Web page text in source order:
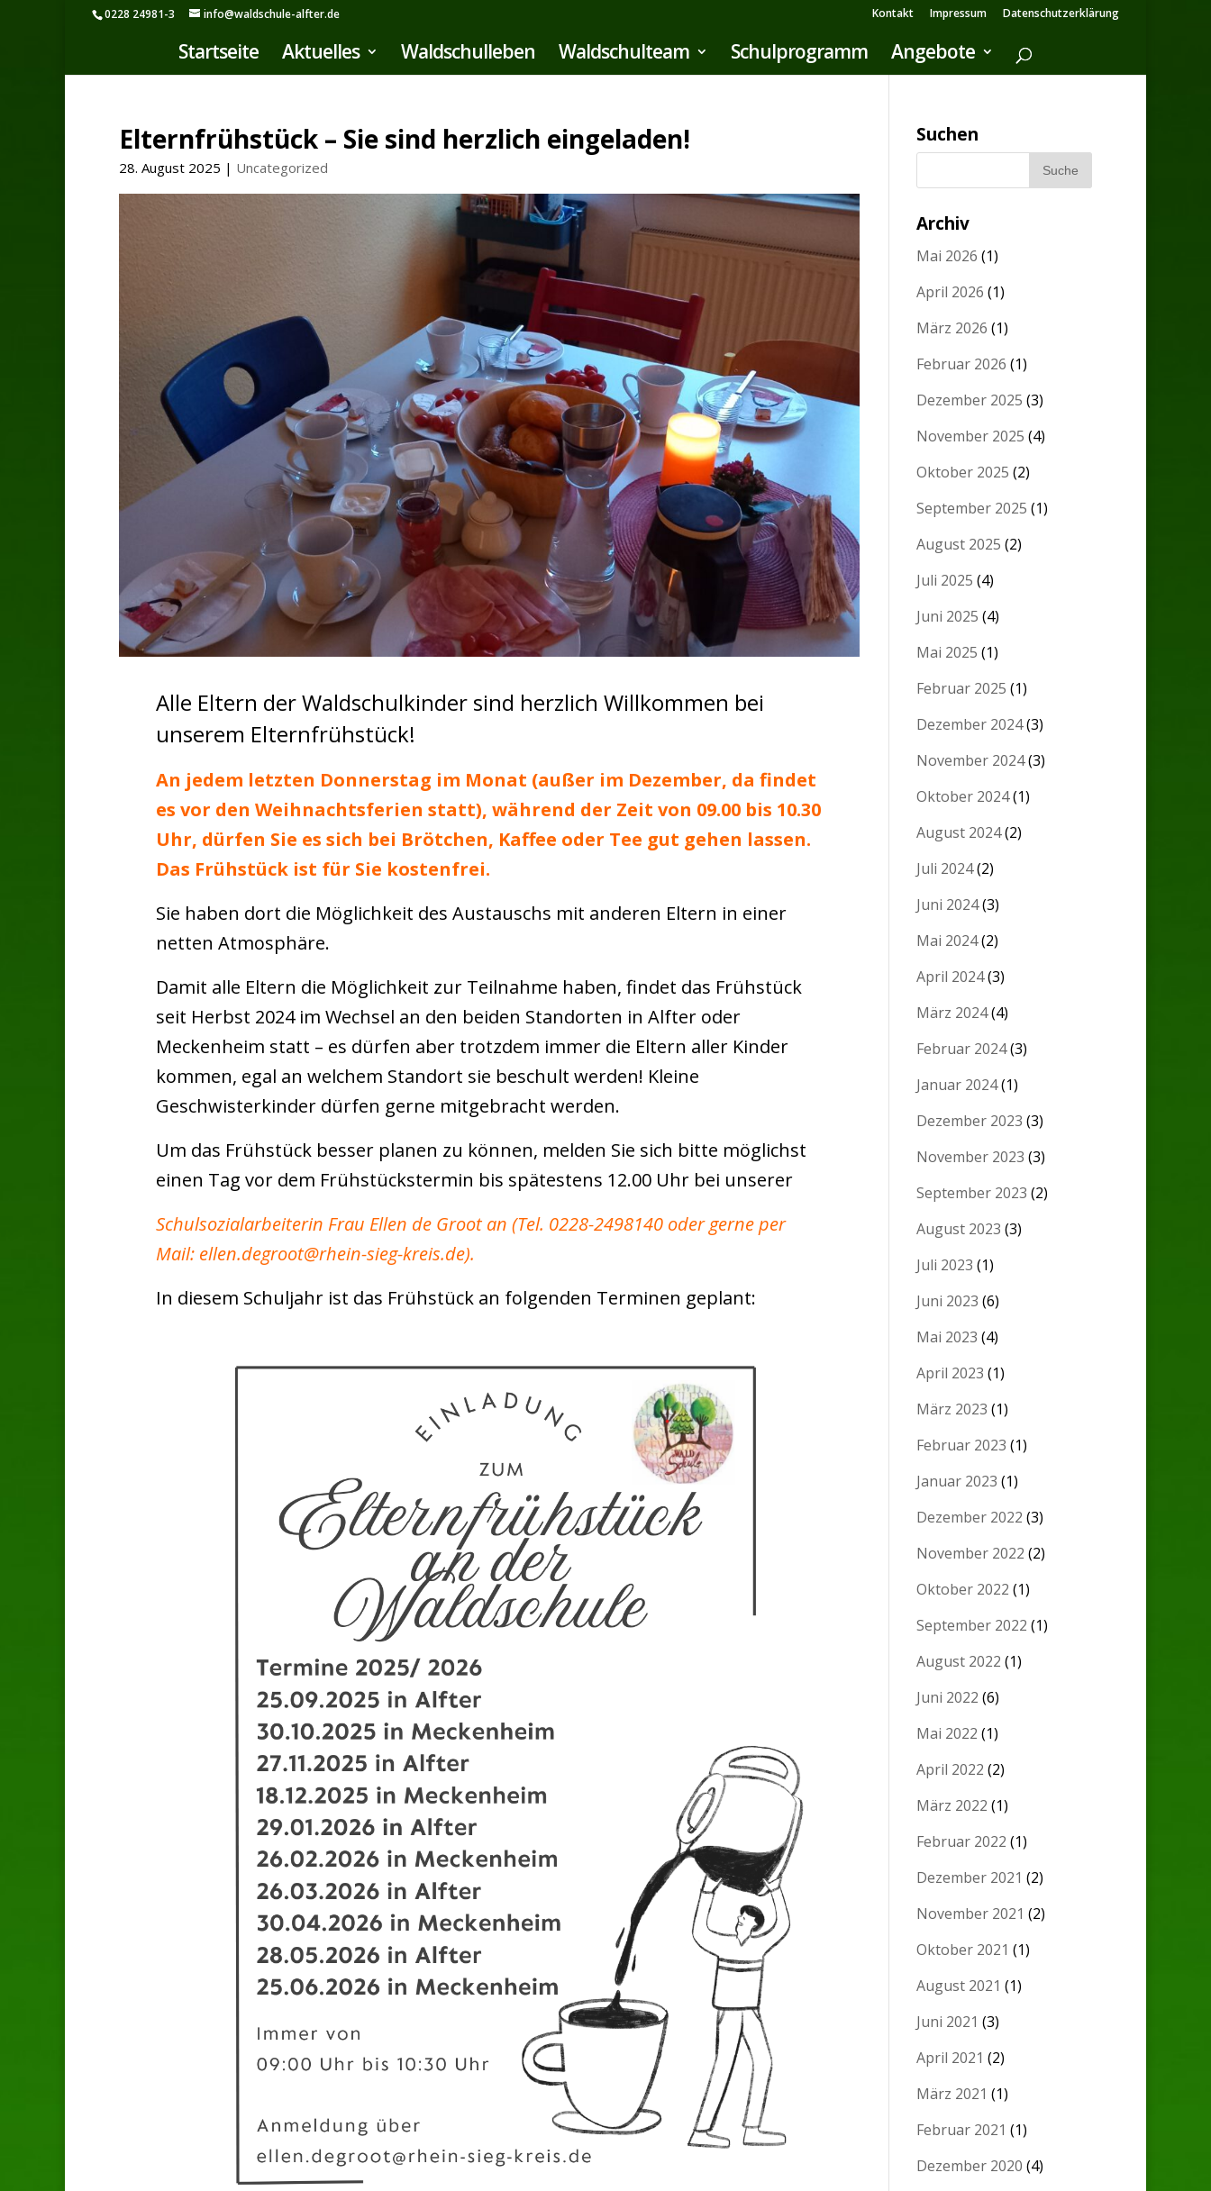
0228 24981-3 info@waldschule-alfter.de Kontakt Impressum Datenschutzerklärung
Startseite Aktuelles Waldschulleben Waldschulteam Schulprogramm Angebote
Elternfrühstück – Sie sind herzlich eingeladen!
28. August 2025 | Uncategorized
Alle Eltern der Waldschulkinder sind herzlich Willkommen bei
unserem Elternfrühstück!
An jedem letzten Donnerstag im Monat (außer im Dezember, da findet
es vor den Weihnachtsferien statt), während der Zeit von 09.00 bis 10.30
Uhr, dürfen Sie es sich bei Brötchen, Kaffee oder Tee gut gehen lassen.
Das Frühstück ist für Sie kostenfrei.
Sie haben dort die Möglichkeit des Austauschs mit anderen Eltern in einer
netten Atmosphäre.
Damit alle Eltern die Möglichkeit zur Teilnahme haben, findet das Frühstück
seit Herbst 2024im Wechsel an den beiden Standorten in Alfter oder
Meckenheim statt – es dürfen aber trotzdem immer die Eltern aller Kinder
kommen, egal an welchem Standort sie beschult werden! Kleine
Geschwisterkinder dürfen gerne mitgebracht werden.
Um das Frühstück besser planen zu können, melden Sie sich bitte möglichst
einen Tag vor dem Frühstückstermin bis spätestens 12.00 Uhr bei unserer
Schulsozialarbeiterin Frau Ellen de Groot an (Tel. 0228-2498140 oder gerne per
Mail: ellen.degroot@rhein-sieg-kreis.de).
In diesem Schuljahr ist das Frühstück an folgenden Terminen geplant:
Suchen
Archiv
Mai 2026 (1)
April 2026 (1)
März 2026 (1)
Februar 2026 (1)
Dezember 2025 (3)
November 2025 (4)
Oktober 2025 (2)
September 2025 (1)
August 2025 (2)
Juli 2025 (4)
Juni 2025 (4)
Mai 2025 (1)
Februar 2025 (1)
Dezember 2024(3)
November 2024(3)
Oktober 2024(1)
August 2024(2)
Juli 2024(2)
Juni 2024(3)
Mai 2024(2)
April 2024(3)
März 2024(4)
Februar 2024(3)
Januar 2024(1)
Dezember 2023 (3)
November 2023 (3)
September 2023 (2)
August 2023 (3)
Juli 2023 (1)
Juni 2023 (6)
Mai 2023 (4)
April 2023 (1)
März 2023 (1)
Februar 2023 (1)
Januar 2023 (1)
Dezember 2022 (3)
November 2022 (2)
Oktober 2022 (1)
September 2022 (1)
August 2022 (1)
Juni 2022 (6)
Mai 2022 (1)
April 2022 (2)
März 2022 (1)
Februar 2022 (1)
Dezember 2021 (2)
November 2021 (2)
Oktober 2021 (1)
August 2021 (1)
Juni 2021 (3)
April 2021 (2)
März 2021 (1)
Februar 2021 (1)
Dezember 2020 (4)